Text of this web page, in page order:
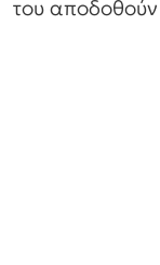
του αποδοθούν